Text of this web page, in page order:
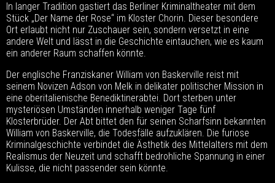
In langer Tradition gastiert das Berliner Kriminaltheater mit dem
Stück „Der Name der Rose“ im Kloster Chorin. Dieser besondere
Ort erlaubt nicht nur Zuschauer sein, sondern versetzt in eine
andere Welt und lässt in die Geschichte eintauchen, wie es kaum
ein anderer Raum schaffen könnte.
Der englische Franziskaner William von Baskerville reist mit
seinem Novizen Adson von Melk in delikater politischer Mission in
eine oberitalienische Benediktinerabtei. Dort sterben unter
mysteriösen Umständen innerhalb weniger Tage fünf
Klosterbrüder. Der Abt bittet den für seinen Scharfsinn bekannten
William von Baskerville, die Todesfälle aufzuklären. Die furiose
Kriminalgeschichte verbindet die Ästhetik des Mittelalters mit dem
Realismus der Neuzeit und schafft bedrohliche Spannung in einer
Kulisse, die nicht passender sein könnte.